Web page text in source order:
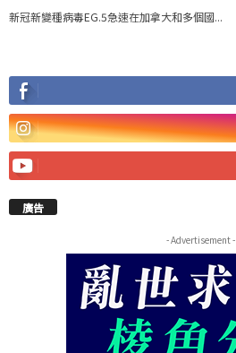
新冠新變種病毒EG.5急速在加拿大和多個國...
廣告
- Advertisement -